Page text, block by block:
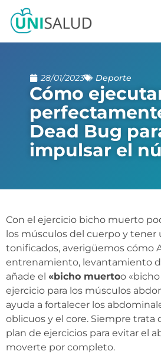
28/01/2023 Deporte
Cómo
Dead Bug
impulsar el
Con el ejercicio bicho muerto
los músculos del cuerpo y tener
tonificados, averigüemos cómo
entrenamiento, levantamiento
añade el «bicho muertoo
ejercicio para los músculos
ayuda a fortalecer los
oblicuos y el core. Siempre trata
plan de ejercicios para evitar el
moverte por completo.